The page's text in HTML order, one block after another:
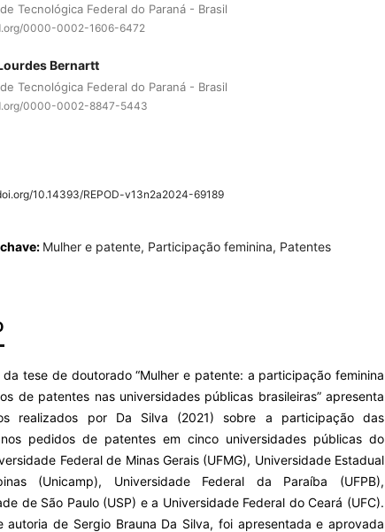
Tecnológica Federal do Paraná - Brasil
0000-0002-1606-6472
Bernartt
Tecnológica Federal do Paraná - Brasil
0000-0002-8847-5443
10.14393/REPOD-v13n2a2024-69189
Mulher e patente, Participação feminina, Patentes
da tese de doutorado “Mulher e patente: a participação feminina
de patentes nas universidades públicas brasileiras” apresenta
realizados por Da Silva (2021) sobre a participação das
nos pedidos de patentes em cinco universidades públicas do
Federal de Minas Gerais (UFMG), Universidade Estadual
(Unicamp), Universidade Federal da Paraíba (UFPB),
de São Paulo (USP) e a Universidade Federal do Ceará (UFC).
autoria de Sergio Brauna Da Silva, foi apresentada e aprovada